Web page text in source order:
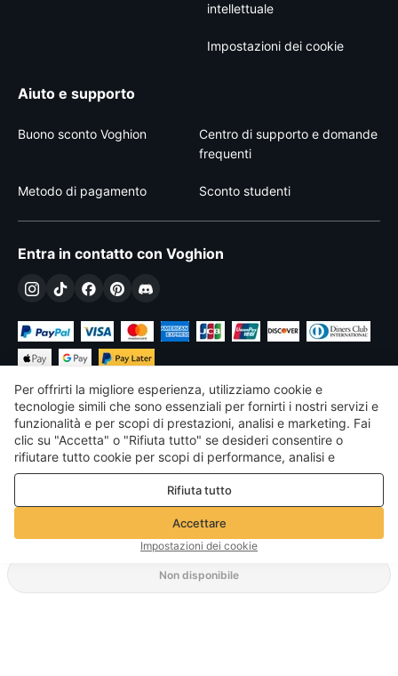
Non disponibile
intellettuale
Impostazioni dei cookie
Aiuto e supporto
Buono sconto Voghion
Centro di supporto e domande
frequenti
Metodo di pagamento Sconto studenti
Entra in contatto con Voghion
€ EUR Italy
©2026 Voghion
Termini & Condizioni
Politica sulla privacy e sui cookie
Linee guida della community
Per offrirti la migliore esperienza, utilizziamo cookie e
tecnologie simili che sono essenziali per fornirti i nostri servizi e
funzionalità e per scopi di prestazioni, analisi e marketing. Fai
clic su "Accetta" o "Rifiuta tutto" se desideri consentire o
rifiutare tutto cookie per scopi di performance, analisi e
marketing. Per maggiori dettagli consultare la nostraPolitica
Rifiuta tutto
Accettare
Impostazioni dei cookie